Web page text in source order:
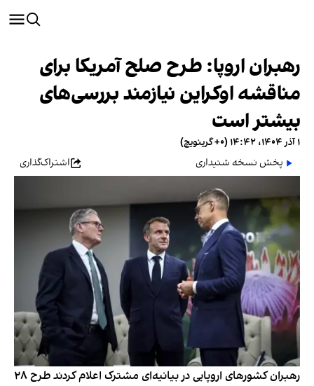
رهبران اروپا: طرح صلح آمریکا برای
مناقشه اوکراین نیازمند بررسی‌های
بیشتر است
۱ آذر ۱۴۰۴، ۱۴:۴۲ (‎+۰ گرینویچ)
پخش نسخه شنیداری
اشتراک‌گذاری
رهبران کشورهای اروپایی در بیانیه‌ای مشترک اعلام کردند طرح ۲۸